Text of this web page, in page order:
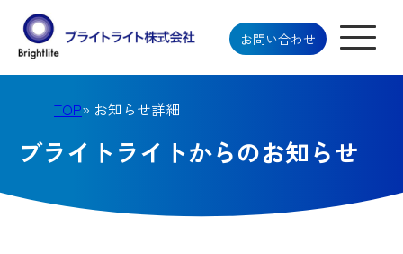
お問い合わせ
TOP» お知らせ詳細
ブライトライトからのお知らせ